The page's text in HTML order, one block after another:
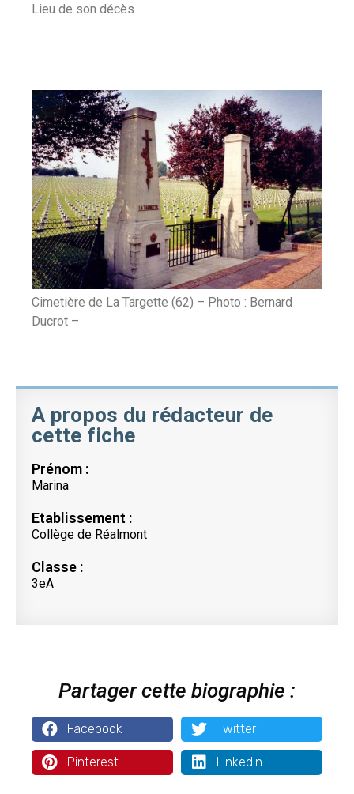
Lieu de son décès
Cimetière de La Targette (62) – Photo : Bernard
Ducrot –
A propos du rédacteur de
cette fiche
Prénom :
Marina
Etablissement :
Collège de Réalmont
Classe :
3eA
Partager cette biographie :
Facebook Twitter
Pinterest LinkedIn